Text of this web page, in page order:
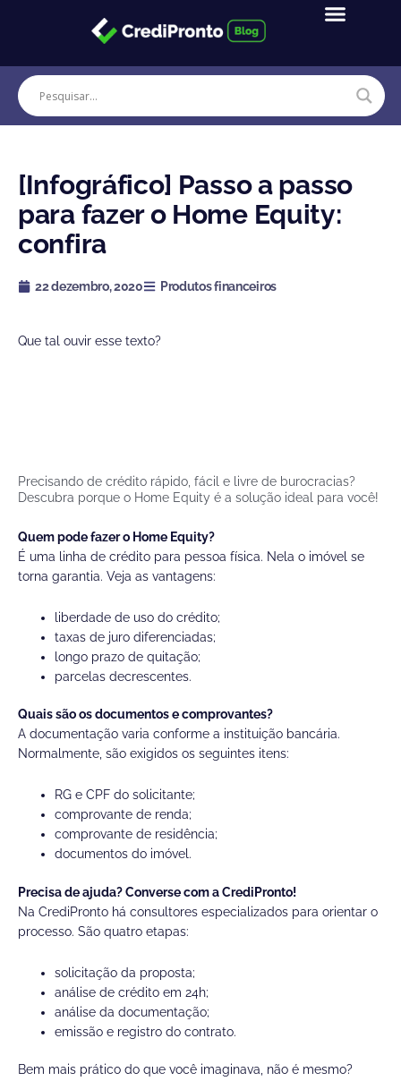
conteúdo
[Infográfico] Passo a passo
para fazer o Home Equity:
confira
22 dezembro, 2020 Produtos financeiros
Que tal ouvir esse texto?
Precisando de crédito rápido, fácil e livre de burocracias?
Descubra porque o Home Equity é a solução ideal para você!
Quem pode fazer o Home Equity?
É uma linha de crédito para pessoa física. Nela o imóvel se
torna garantia. Veja as vantagens:
liberdade de uso do crédito;
taxas de juro diferenciadas;
longo prazo de quitação;
parcelas decrescentes.
Quais são os documentos e comprovantes?
A documentação varia conforme a instituição bancária.
Normalmente, são exigidos os seguintes itens:
RG e CPF do solicitante;
comprovante de renda;
comprovante de residência;
documentos do imóvel.
Precisa de ajuda? Converse com a CrediPronto!
Na CrediPronto há consultores especializados para orientar o
processo. São quatro etapas:
solicitação da proposta;
análise de crédito em 24h;
análise da documentação;
emissão e registro do contrato.
Bem mais prático do que você imaginava, não é mesmo?